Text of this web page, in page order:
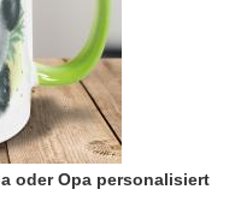
oder Opa personalisiert